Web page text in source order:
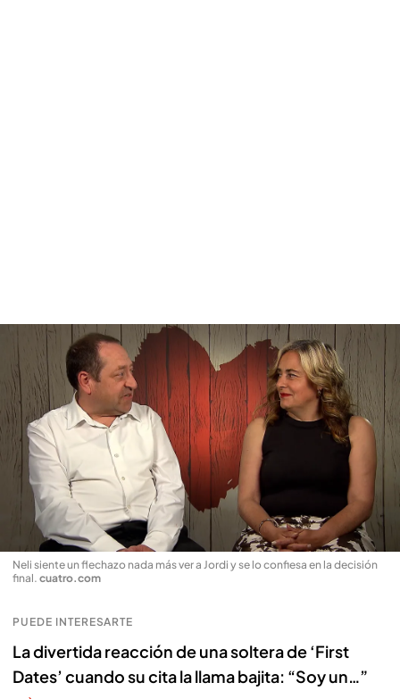
Neli siente un flechazo nada más ver a Jordi y se lo confiesa en la decisión
final. cuatro.com
PUEDE INTERESARTE
La divertida reacción de una soltera de ‘First
Dates’ cuando su cita la llama bajita: “Soy un…”